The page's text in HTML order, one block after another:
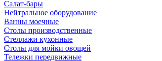
Салат-бары
Нейтральное оборудование
Ванны моечные
Столы производственные
Стеллажи кухонные
Столы для мойки овощей
Тележки передвижные